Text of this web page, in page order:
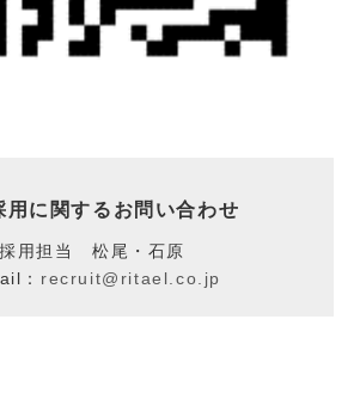
用に関するお問い合わせ
採用担当 松尾・石原
： recruit@ritael.co.jp